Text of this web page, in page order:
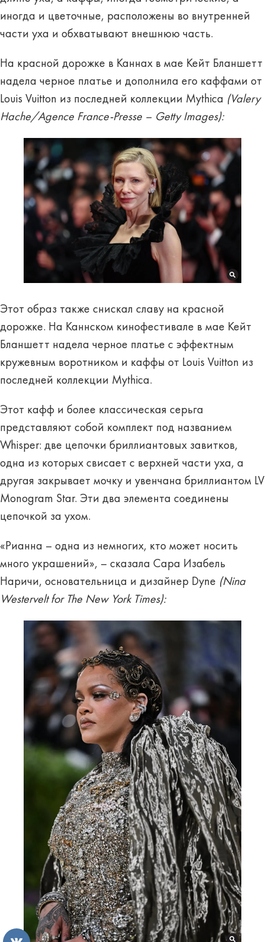
иногда и цветочные, расположены во внутренней
части уха и обхватывают внешнюю часть.
На красной дорожке в Каннах в мае Кейт Бланшетт
надела черное платье и дополнила его каффами от
Louis Vuitton из последней коллекции Mythica (Valery
Hache/Agence France-Presse – Getty Images):
Этот образ также снискал славу на красной
дорожке. На Каннском кинофестивале в мае Кейт
Бланшетт надела черное платье с эффектным
кружевным воротником и каффы от Louis Vuitton из
последней коллекции Mythica.
Этот кафф и более классическая серьга
представляют собой комплект под названием
Whisper: две цепочки бриллиантовых завитков,
одна из которых свисает с верхней части уха, а
другая закрывает мочку и увенчана бриллиантом LV
Monogram Star. Эти два элемента соединены
цепочкой за ухом.
«Рианна – одна из немногих, кто может носить
много украшений», – сказала Сара Изабель
Наричи, основательница и дизайнер Dyne (Nina
Westervelt for The New York Times):